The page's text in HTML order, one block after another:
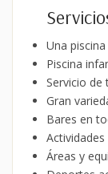
Una
Piscina
Servicio de
Gran
Bares en
Áreas y